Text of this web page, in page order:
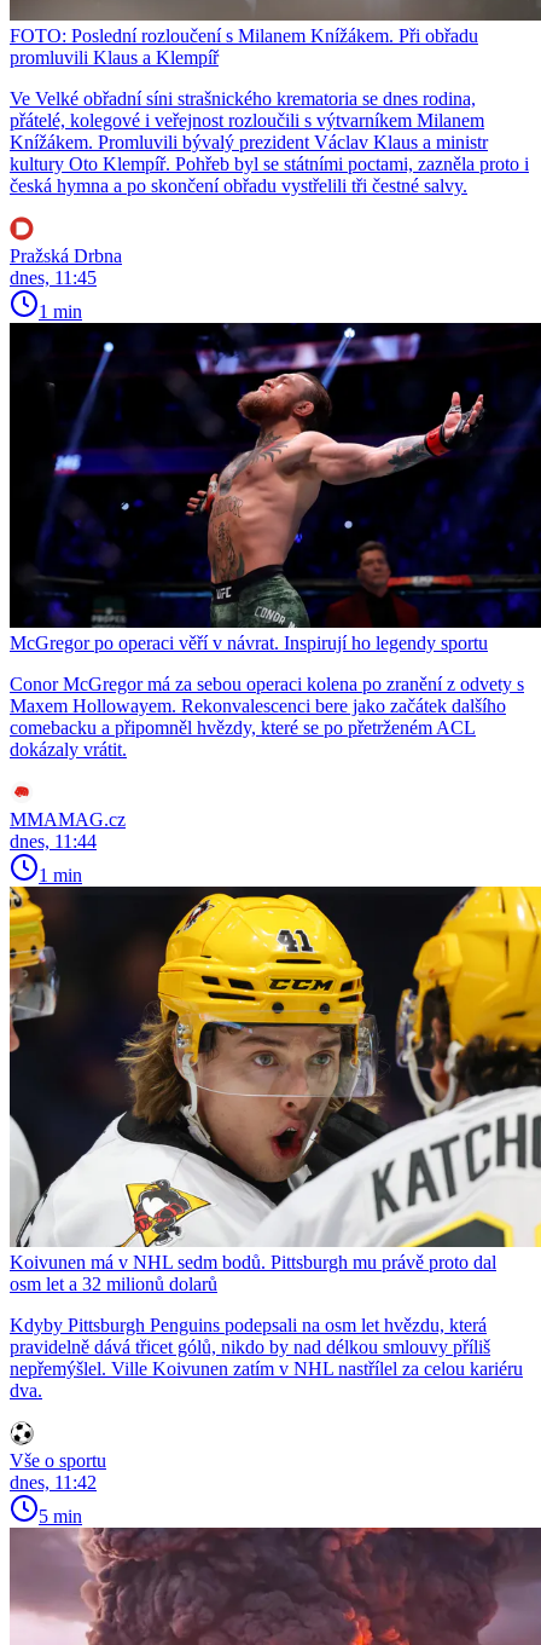
FOTO: Poslední rozloučení s Milanem Knížákem. Při obřadu
promluvili Klaus a Klempíř
Ve Velké obřadní síni strašnického krematoria se dnes rodina,
přátelé, kolegové i veřejnost rozloučili s výtvarníkem Milanem
Knížákem. Promluvili bývalý prezident Václav Klaus a ministr
kultury Oto Klempíř. Pohřeb byl se státními poctami, zazněla proto i
česká hymna a po skončení obřadu vystřelili tři čestné salvy.
Pražská Drbna
dnes, 11:45
1 min
McGregor po operaci věří v návrat. Inspirují ho legendy sportu
Conor McGregor má za sebou operaci kolena po zranění z odvety s
Maxem Hollowayem. Rekonvalescenci bere jako začátek dalšího
comebacku a připomněl hvězdy, které se po přetrženém ACL
dokázaly vrátit.
MMAMAG.cz
dnes, 11:44
1 min
Koivunen má v NHL sedm bodů. Pittsburgh mu právě proto dal
osm let a 32 milionů dolarů
Kdyby Pittsburgh Penguins podepsali na osm let hvězdu, která
pravidelně dává třicet gólů, nikdo by nad délkou smlouvy příliš
nepřemýšlel. Ville Koivunen zatím v NHL nastřílel za celou kariéru
dva.
Vše o sportu
dnes, 11:42
5 min